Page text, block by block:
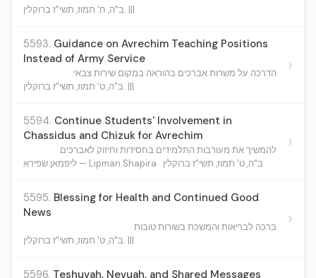
ב"ה, ח' תמוז, תשי"ז ברוקלין. |||
5593. Guidance on Avrechim Teaching Positions
Instead of Army Service
הדרכה על משרות אברכים בהוראה במקום שירות צבאי
ב"ה, ט' תמוז, תשי"ז ברוקלין. |||
›
5594. Continue Students' Involvement in
Chassidus and Chizuk for Avrechim
להמשיך את מעורבות התלמידים בחסידות וחיזוק לאברכים
ליפמאן שפירא — Lipman Shapira
ב"ה, ט' תמוז, תשי"ז ברוקלין.
›
5595. Blessing for Health and Continued Good
News
ברכה לבריאות והמשכת בשורות טובות
ב"ה, ט' תמוז, תשי"ז ברוקלין. |||
›
5596. Teshuvah, Nevuah, and Shared Messages